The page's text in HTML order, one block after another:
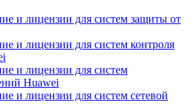
и лицензии для систем защиты от
и лицензии для систем контроля
и лицензии для систем
Huawei
и лицензии для систем сетевой